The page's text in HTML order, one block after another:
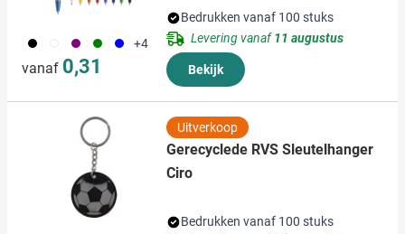
001 002 024 004 005 +4
vanaf 0,31
Bedrukken vanaf 100 stuks
Levering vanaf11 augustus
Bekijk
Uitverkoop
Gerecyclede RVS Sleutelhanger
Ciro
Bedrukken vanaf 100 stuks